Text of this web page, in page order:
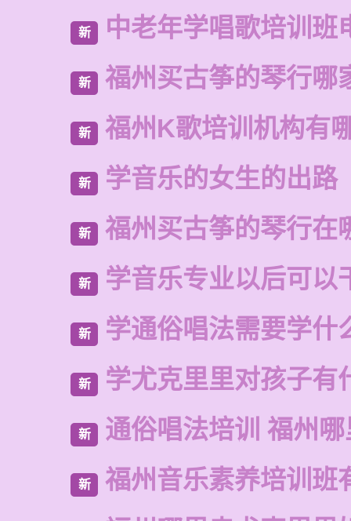
新 中老年学唱歌培训班
新 福州买古筝的琴行哪
新 福州K歌培训机构有
新 学音乐的女生的出路
新 福州买古筝的琴行在
新 学音乐专业以后可以
新 学通俗唱法需要学什
新 学尤克里里对孩子有
新 通俗唱法培训 福州
新
福州音乐素养培训班